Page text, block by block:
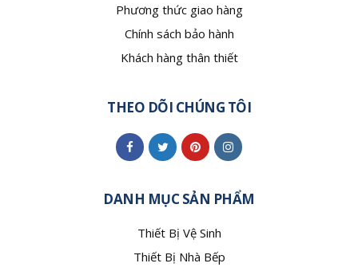
Phương thức giao hàng
Chính sách bảo hành
Khách hàng thân thiết
THEO DÕI CHÚNG TÔI
DANH MỤC SẢN PHẨM
Thiết Bị Vệ Sinh
Thiết Bị Nhà Bếp